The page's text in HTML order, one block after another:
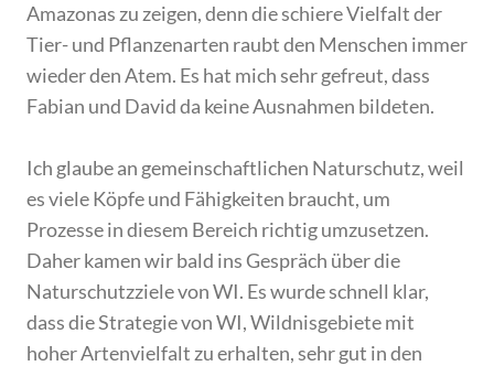
Amazonas zu zeigen, denn die schiere Vielfalt der
Tier- und Pflanzenarten raubt den Menschen immer
wieder den Atem. Es hat mich sehr gefreut, dass
Fabian und David da keine Ausnahmen bildeten.
Ich glaube an gemeinschaftlichen Naturschutz, weil
es viele Köpfe und Fähigkeiten braucht, um
Prozesse in diesem Bereich richtig umzusetzen.
Daher kamen wir bald ins Gespräch über die
Naturschutzziele von WI. Es wurde schnell klar,
dass die Strategie von WI, Wildnisgebiete mit
hoher Artenvielfalt zu erhalten, sehr gut in den